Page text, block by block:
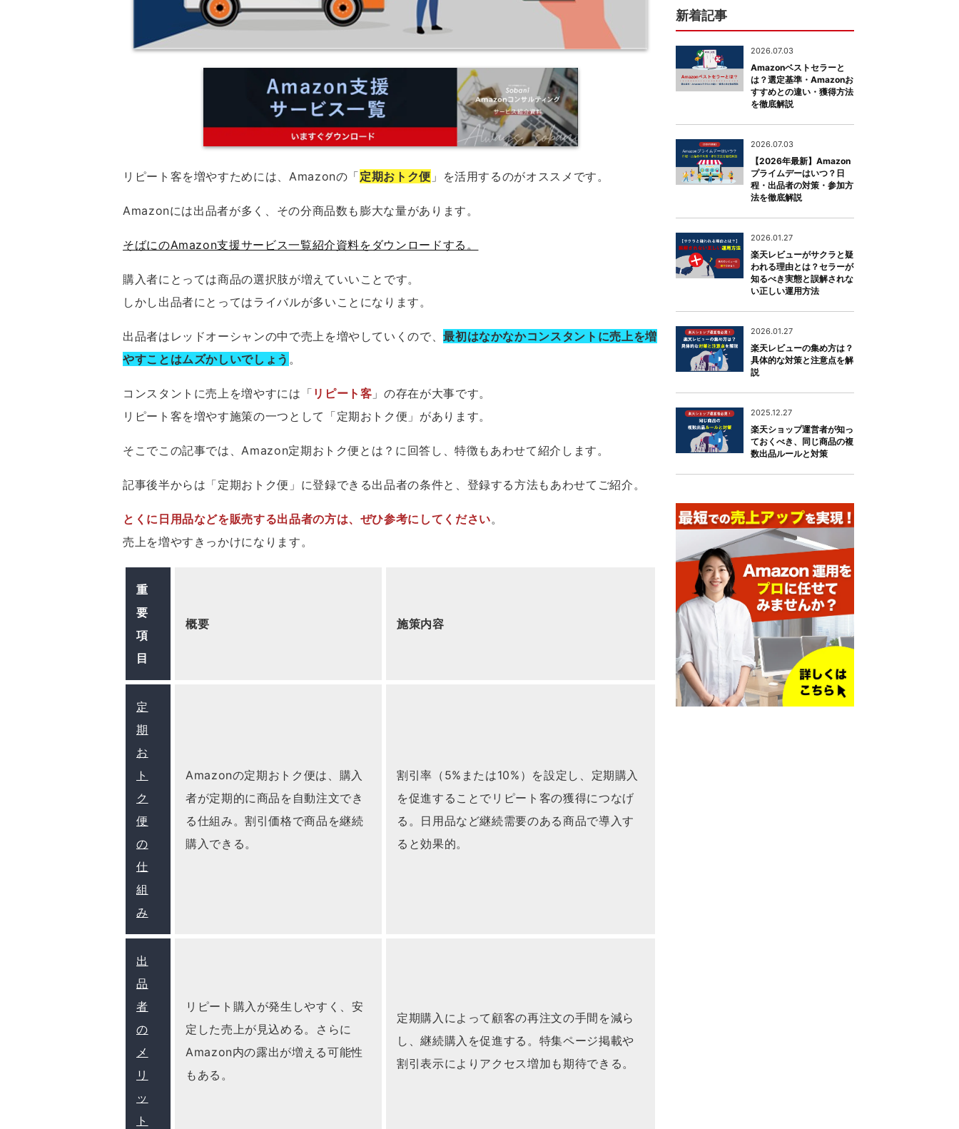
リピート客を増やすためには、Amazonの「定期おトク便 」を活用するのがオススメです。
Amazonには出品者が多く、その分商品数も膨大な量があります。
そばにのAmazon支援サービス一覧紹介資料をダウンロードする。
購入者にとっては商品の選択肢が増えていいことです。
しかし出品者にとってはライバルが多いことになります。
出品者はレッドオーシャンの中で売上を増やしていくので、最初はなかなかコンスタントに売上を増
やすことはムズかしいでしょう 。
コンスタントに売上を増やすには「 リピート客 」の存在が大事です。
リピート客を増やす施策の一つとして「定期おトク便」があります。
そこでこの記事では、Amazon定期おトク便とは？に回答し、特徴もあわせて紹介します。
記事後半からは「定期おトク便」に登録できる出品者の条件と、登録する方法もあわせてご紹介。
とくに日用品などを販売する出品者の方は、ぜひ参考にしてください。
売上を増やすきっかけになります。
重
要
項
目
概要 施策内容
定
期
お
ト
ク
便
の
仕
組
み
Amazonの定期おトク便は、購入
者が定期的に商品を自動注文でき
る仕組み。割引価格で商品を継続
購入できる。
割引率（5%または10%）を設定し、定期購入
を促進することでリピート客の獲得につなげ
る。日用品など継続需要のある商品で導入す
ると効果的。
出
品
者
の
メ
リ
ッ
ト
リピート購入が発生しやすく、安
定した売上が見込める。さらに
Amazon内の露出が増える可能性
もある。
定期購入によって顧客の再注文の手間を減ら
し、継続購入を促進する。特集ページ掲載や
割引表示によりアクセス増加も期待できる。
新着記事
2026.07.03
Amazonベストセラーと
は？選定基準・Amazonお
すすめとの違い・獲得方法
を徹底解説
2026.07.03
【2026年最新】Amazon
プライムデーはいつ？日
程・出品者の対策・参加方
法を徹底解説
2026.01.27
楽天レビューがサクラと疑
われる理由とは？セラーが
知るべき実態と誤解されな
い正しい運用方法
2026.01.27
楽天レビューの集め方は？
具体的な対策と注意点を解
説
2025.12.27
楽天ショップ運営者が知っ
ておくべき、同じ商品の複
数出品ルールと対策